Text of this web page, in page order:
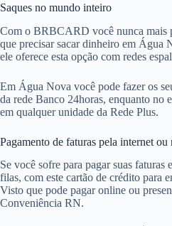
Saques no mundo inteiro
Com o BRBCARD você nunca mais
que precisar sacar dinheiro em Água
ele oferece esta opção com redes
Em Água Nova você pode fazer os
da rede Banco 24horas, enquanto no
em qualquer unidade da Rede Plus.
Pagamento de faturas pela internet
Se você sofre para pagar suas
filas, com este cartão de crédito para
Visto que pode pagar online ou
Conveniência RN.